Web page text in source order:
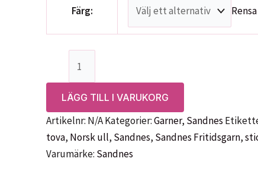
Färg: Rensa
Fritidsgarn
mängd
LÄGG TILL I VARUKORG
Artikelnr: N/AKategorier:Garner, Sandnes
tova, Norsk ull, Sandnes, Sandnes Fritidsgarn,
Varumärke: Sandnes